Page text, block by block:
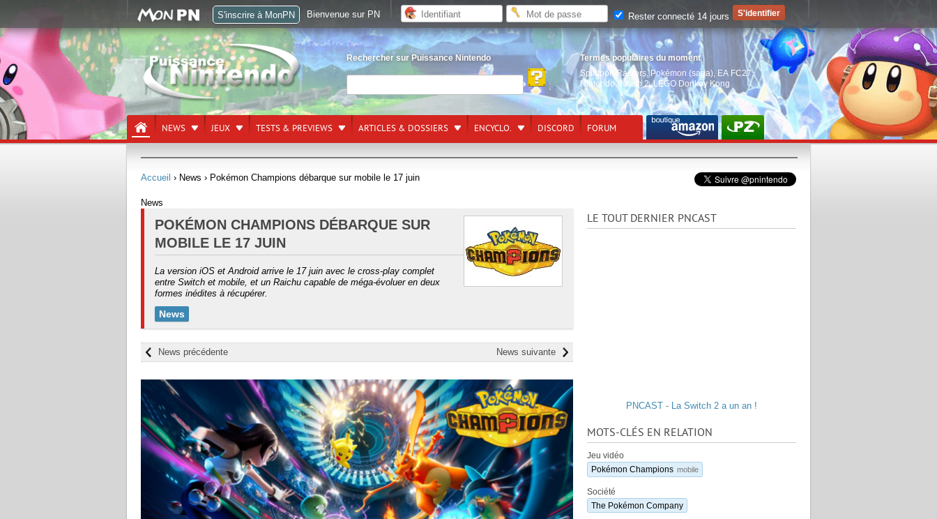
Rechercher sur Puissance Nintendo
Termes populaires du moment
Splatoon Raiders, Pokémon (saga) EA FC27,
Nintendo Switch 2,LEGO Donkey Kong
NEWS JEUX TESTS & PREVIEWS ARTICLES & DOSSIERS ENCYCLO. DISCORD FORUM
Accueil › News › Pokémon Champions débarque sur mobile le 17 juin
News
POKÉMON CHAMPIONS DÉBARQUE SUR
MOBILE LE 17 JUIN
La version iOS et Android arrive le 17 juin avec le cross-play complet
entre Switch et mobile, et un Raichu capable de méga-évoluer en deux
formes inédites à récupérer.
News
News suivante
News précédente
LE TOUT DERNIER PNCAST
PNCAST - La Switch 2 a un an !
MOTS-CLÉS EN RELATION
Jeu vidéo
Pokémon Champions mobile
Société
The Pokémon Company
S'inscrire à MonPN Bienvenue sur PN Rester connecté 14 jours